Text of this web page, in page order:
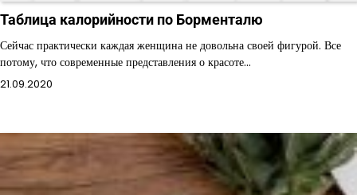
Таблица калорийности по Борменталю
Сейчас практически каждая женщина не довольна своей фигурой. Все
потому, что современные представления о красоте…
21.09.2020